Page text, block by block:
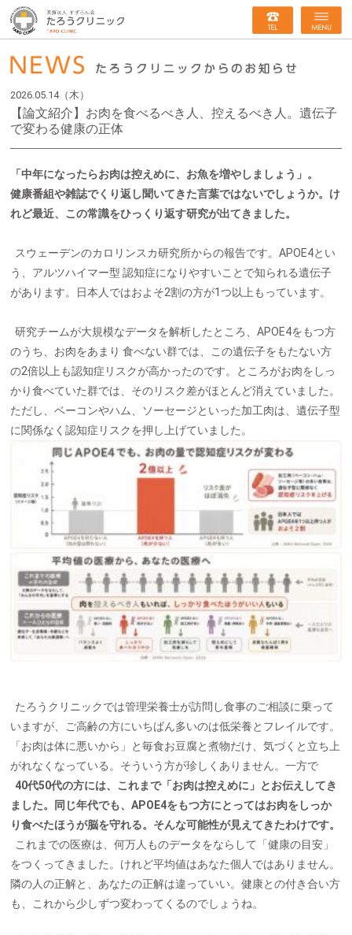
2026.05.14（木）
【論文紹介】お肉を食べるべき人、控えるべき人。遺伝子
で変わる健康の正体
「中年になったらお肉は控えめに、お魚を増やしましょう」。
健康番組や雑誌でくり返 し聞いてきた言葉ではないでしょうか。け
れど最近、この常識をひっくり返す研究が出てきました。
スウェーデンのカロリンスカ研究所からの報告です。APOE4とい
う、アルツハイマー型認知症になりやすいことで知られる遺伝子
があります。日本人ではおよそ2割の方が1つ以上もっています。
研究チームが大規模なデータを解析したところ、APOE4をもつ方
のうち、お肉をあまり食べない群では、この遺伝子をもたない方
の2倍以上も認知症リスクが高かったのです。ところがお肉をしっ
かり食べていた群では、そのリスク差がほとんど消えていました 。
ただし、ベーコンやハム、ソーセージといった加工肉は、遺伝子型
に関係なく認知症 リスクを押し上げていました。
たろうクリニックでは管理栄養士が訪問し食事のご相談に乗って
いますが、ご高齢の方にいちばん多いのは低栄養とフレイルです。
「お肉は体に悪いから」と毎食お豆腐と煮物だけ、気づくと立ち上
がれなくなっている。そういう方が珍しくありません。一方で
40代50代の方には、これまで「お肉は控えめに」とお伝えしてき
ました。同じ年代でも、APOE4をもつ方にとってはお肉をしっか
り食べたほうが脳を守れる。そんな可能性が見えてきたわけです。
これまでの医療は、何万人ものデータをならして「健康の目安」
をつくってきました。 けれど平均値はあなた個人ではありません。
隣の人の正解と、あなたの正解は違っていい。健康との付き合い方
も、これから少しずつ変わってくるのでしょうね。